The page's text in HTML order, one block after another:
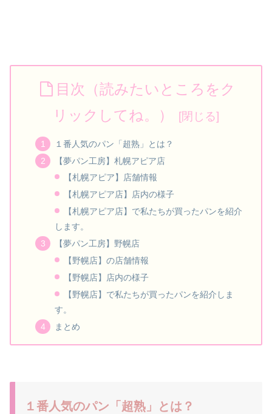
目次（読みたいところをク
リックしてね。）
１番人気のパン「超熟」とは？
【夢パン工房】札幌アピア店
【札幌アピア】店舗情報
【札幌アピア店】店内の様子
【札幌アピア店】で私たちが買ったパンを紹介
します。
【夢パン工房】野幌店
【野幌店】の店舗情報
【野幌店】店内の様子
【野幌店】で私たちが買ったパンを紹介しま
す。
まとめ
１番人気のパン「超熟」とは？